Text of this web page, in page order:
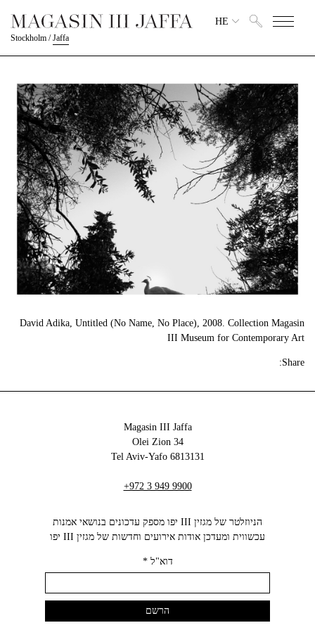
Stockholm /Jaffa
HE
David Adika, Untitled (No Name, No Place), 2008. Collection Magasin
III Museum for Contemporary Art
Share:
Magasin III Jaffa
34 Olei Zion
6813131 Tel Aviv-Yafo
+972 3 949 9900
הניוזלטר של מגזין III יפו מספק עדכונים בנושאי אמנות
עכשווית ומעדכן אודות אירועים וחדשות של מגזין III יפו‬
דוא"ל*